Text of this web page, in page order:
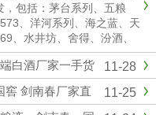
，包括：茅台系列、五粮
、洋河系列、海之蓝、天
、水井坊、舍得、汾酒、
高中低档白酒供你选择，我
源渠道批发，价格美丽，诚
感纯正，合作共赢。名酒厂
11-28
白酒厂家一手货
11-25
窖 剑南春厂家直